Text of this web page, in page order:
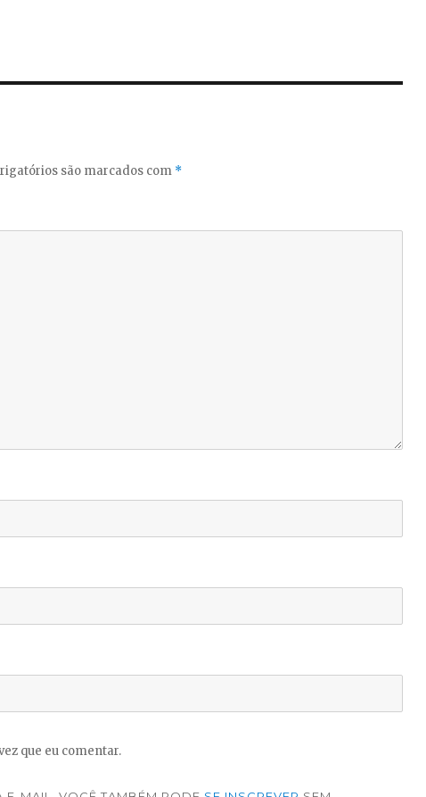
são marcados com *
que eu comentar.